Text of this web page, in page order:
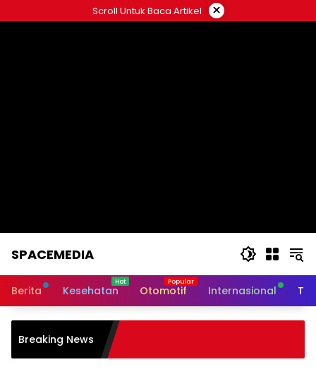
to
Scroll Untuk Baca Artikel ×
SPACEMEDIA
Berita Kesehatan Otomotif Internasional
Breaking News